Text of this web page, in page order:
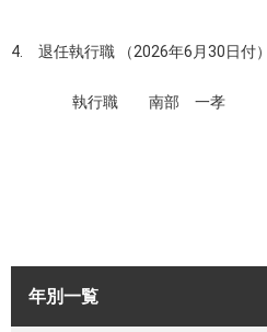
4. 退任執行職 （2026年6月30日付）
執行職 南部 一孝
年別一覧